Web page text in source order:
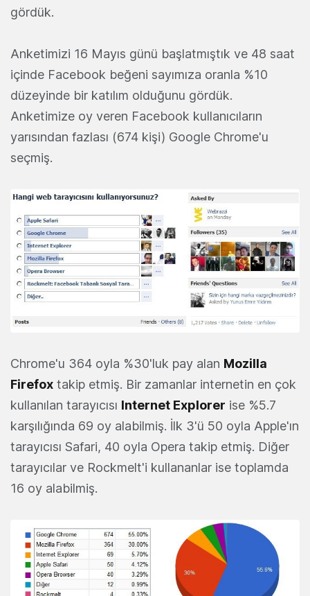
gördük.
Anketimizi 16 Mayıs günü başlatmıştık ve 48 saat
içinde Facebook beğeni sayımıza oranla %10
düzeyinde bir katılım olduğunu gördük.
Anketimize oy veren Facebook kullanıcıların
yarısından fazlası (674 kişi) Google Chrome'u
seçmiş.
Chrome'u 364 oyla %30'luk pay alan Mozilla
Firefox takip etmiş. Bir zamanlar internetin en çok
kullanılan tarayıcısı Internet Explorer ise %5.7
karşılığında 69 oy alabilmiş. İlk 3'ü 50 oyla Apple'ın
tarayıcısı Safari, 40 oyla Opera takip etmiş. Diğer
tarayıcılar ve Rockmelt'i kullananlar ise toplamda
16 oy alabilmiş.